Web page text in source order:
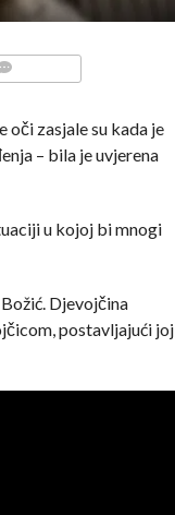
oči zasjale su kada je
– bila je uvjerena
u kojoj bi mnogi
Djevojčina
postavljajući joj